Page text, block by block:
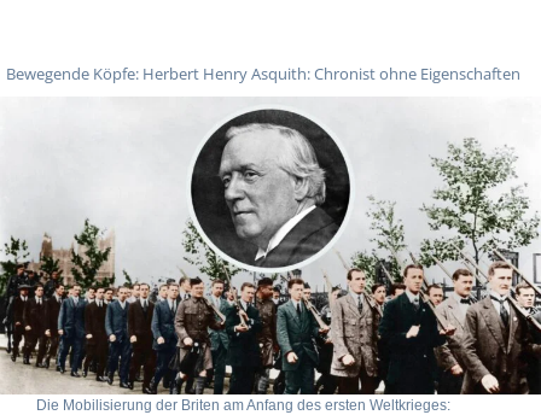
Bewegende Köpfe: Herbert Henry Asquith: Chronist ohne Eigenschaften
Die Mobilisierung der Briten am Anfang des ersten Weltkrieges: